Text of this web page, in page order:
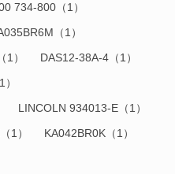
734-800（1）
（1）
1）
DAS12-38A-4（1）
LINCOLN 934013-E（1）
1）
KA042BR0K（1）